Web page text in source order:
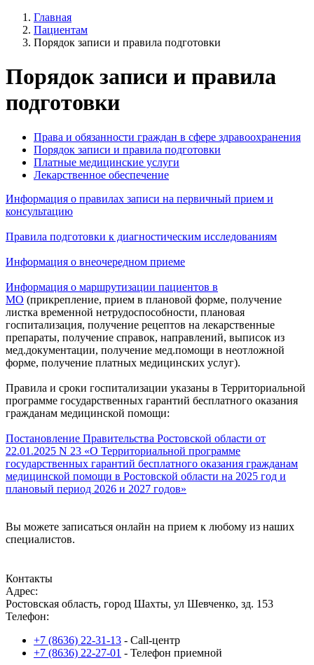
Главная
Пациентам
Порядок записи и правила подготовки
Порядок записи и правила
подготовки
Права и обязанности граждан в сфере здравоохранения
Порядок записи и правила подготовки
Платные медицинские услуги
Лекарственное обеспечение
Информация о правилах записи на первичный прием и
консультацию
Правила подготовки к диагностическим исследованиям
Информация о внеочередном приеме
Информация о маршрутизации пациентов в
МО (прикрепление, прием в плановой форме, получение
листка временной нетрудоспособности, плановая
госпитализация, получение рецептов на лекарственные
препараты, получение справок, направлений, выписок из
мед.документации, получение мед.помощи в неотложной
форме, получение платных медицинских услуг).
Правила и сроки госпитализации указаны в Территориальной
программе государственных гарантий бесплатного оказания
гражданам медицинской помощи:
Постановление Правительства Ростовской области от
22.01.2025 N 23 «О Территориальной программе
государственных гарантий бесплатного оказания гражданам
медицинской помощи в Ростовской области на 2025 год и
плановый период 2026 и 2027 годов»
Вы можете записаться онлайн на прием к любому из наших
специалистов.
Контакты
Адрес:
Ростовская область, город Шахты, ул Шевченко, зд. 153
Телефон:
+7 (8636) 22-31-13 - Call-центр
+7 (8636) 22-27-01 - Телефон приемной